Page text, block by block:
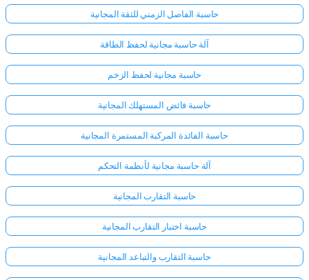
حاسبة الفاصل الزمني للثقة المجانية
آلة حاسبة مجانية لحفظ الطاقة
حاسبة مجانية لحفظ الزخم
حاسبة فائض المستهلك المجانية
حاسبة الفائدة المركبة المستمرة المجانية
آلة حاسبة مجانية لأنظمة التحكم
حاسبة التقارب المجانية
حاسبة اختبار التقارب المجانية
حاسبة التقارب والتباعد المجانية